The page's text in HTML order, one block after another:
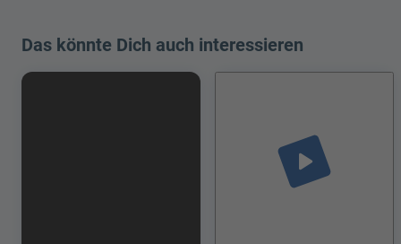
Das könnte Dich auch interessieren
play_arrow